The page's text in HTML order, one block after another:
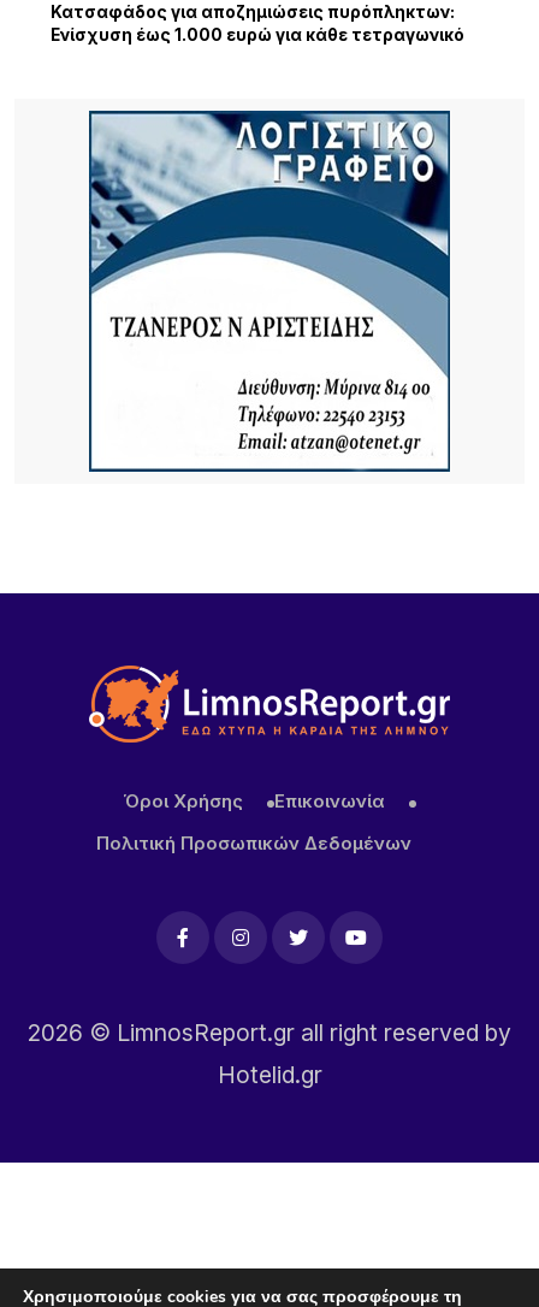
Κατσαφάδος για αποζημιώσεις πυρόπληκτων:
Ενίσχυση έως 1.000 ευρώ για κάθε τετραγωνικό
15 ΏΡΕΣ ΠΡΙΝ
Παρουσίαση της νέας εφαρμογής MYAGRO για
τους αγρότες από τον Πρωθυπουργό – «Η χώρα
δεν μπορεί να είναι αιχμάλωτη των κυκλωμάτων»
16 ΏΡΕΣ ΠΡΙΝ
Κατασχέθηκαν προϊόντα χωρίς παραστατικά στο
λιμάνι της Μύρινας
Προσωρινή διακοπή κυκλοφορίας στον Παλαιό
Λιμένα Μύρινας λόγω εργασιών επισκευής αγωγού
Όροι Χρήσης
Επικοινωνία
Πολιτική Προσωπικών Δεδομένων
2026 © LimnosReport.gr all right reserved by
Hotelid.gr
Χρησιμοποιούμε cookies για να σας προσφέρουμε τη